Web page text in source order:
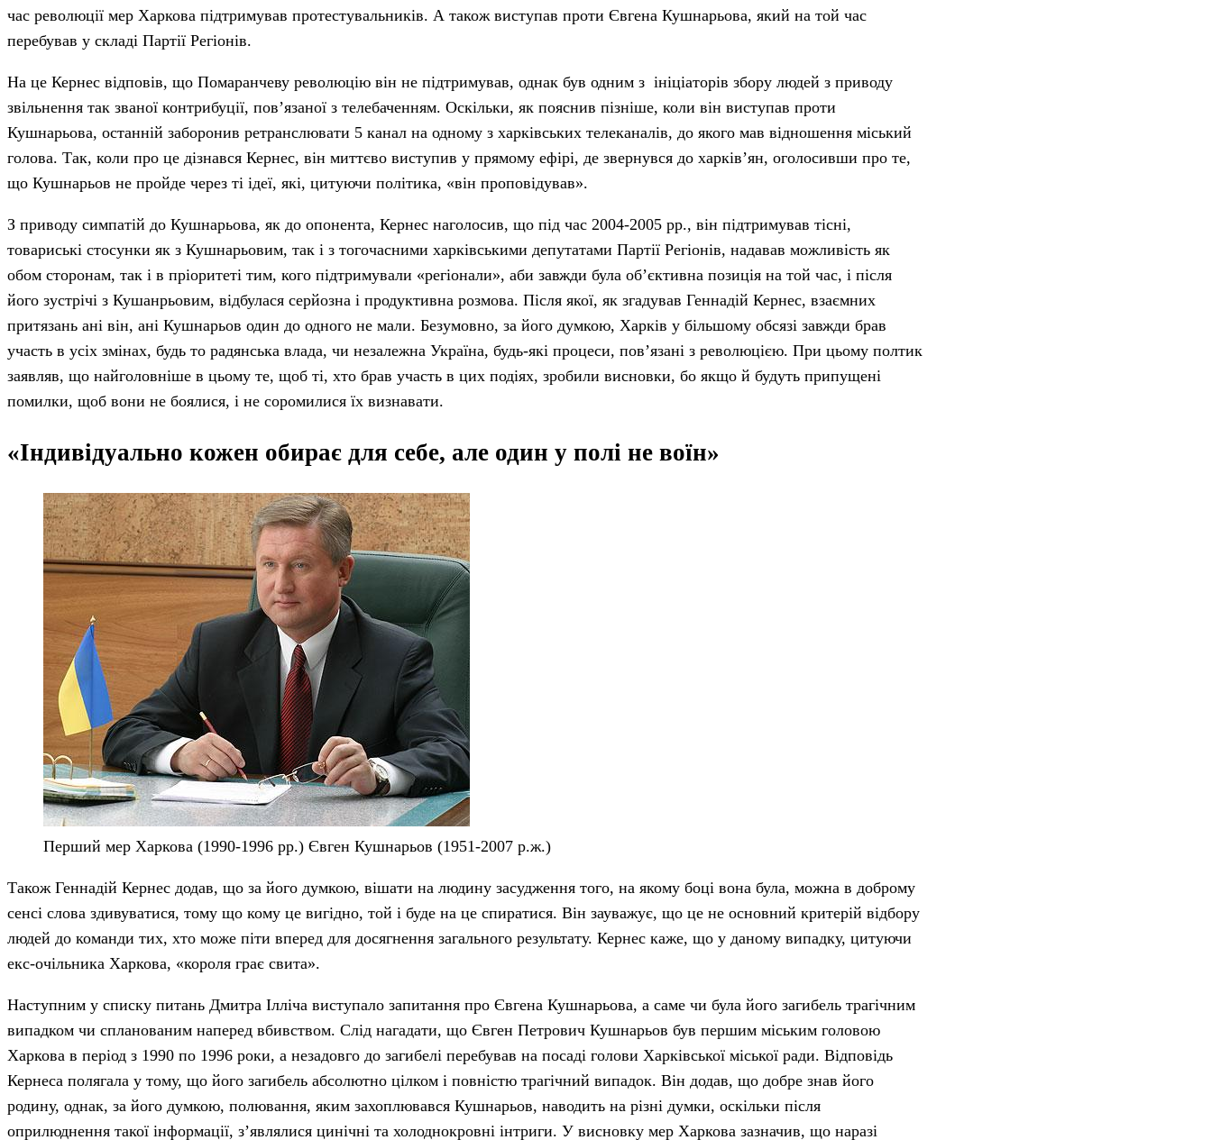
час революції мер Харкова підтримував протестувальників. А також виступав проти Євгена Кушнарьова, який на той час
перебував у складі Партії Регіонів.
На це Кернес відповів, що Помаранчеву революцію він не підтримував, однак був одним з ініціаторів збору людей з приводу
звільнення так званої контрибуції, пов’язаної з телебаченням. Оскільки, як пояснив пізніше, коли він виступав проти
Кушнарьова, останній заборонив ретранслювати 5 канал на одному з харківських телеканалів, до якого мав відношення міський
голова. Так, коли про це дізнався Кернес, він миттєво виступив у прямому ефірі, де звернувся до харків’ян, оголосивши про те,
що Кушнарьов не пройде через ті ідеї, які, цитуючи політика, «він проповідував».
З приводу симпатій до Кушнарьова, як до опонента, Кернес наголосив, що під час 2004-2005 рр., він підтримував тісні,
товариські стосунки як з Кушнарьовим, так і з тогочасними харківськими депутатами Партії Регіонів, надавав можливість як
обом сторонам, так і в пріоритеті тим, кого підтримували «регіонали», аби завжди була об’єктивна позиція на той час, і після
його зустрічі з Кушанрьовим, відбулася серйозна і продуктивна розмова. Після якої, як згадував Геннадій Кернес, взаємних
притязань ані він, ані Кушнарьов один до одного не мали. Безумовно, за його думкою, Харків у більшому обсязі завжди брав
участь в усіх змінах, будь то радянська влада, чи незалежна Україна, будь-які процеси, пов’язані з революцією. При цьому полтик
заявляв, що найголовніше в цьому те, щоб ті, хто брав участь в цих подіях, зробили висновки, бо якщо й будуть припущені
помилки, щоб вони не боялися, і не соромилися їх визнавати.
«Індивідуально кожен обирає для себе, але один у полі не воїн»
Перший мер Харкова (1990-1996 рр.) Євген Кушнарьов (1951-2007 р.ж.)
Також Геннадій Кернес додав, що за його думкою, вішати на людину засудження того, на якому боці вона була, можна в доброму
сенсі слова здивуватися, тому що кому це вигідно, той і буде на це спиратися. Він зауважує, що це не основний критерій відбору
людей до команди тих, хто може піти вперед для досягнення загального результату. Кернес каже, що у даному випадку, цитуючи
екс-очільника Харкова, «короля грає свита».
Наступним у списку питань Дмитра Ілліча виступало запитання про Євгена Кушнарьова, а саме чи була його загибель трагічним
випадком чи спланованим наперед вбивством. Слід нагадати, що Євген Петрович Кушнарьов був першим міським головою
Харкова в період з 1990 по 1996 роки, а незадовго до загибелі перебував на посаді голови Харківської міської ради. Відповідь
Кернеса полягала у тому, що його загибель абсолютно цілком і повністю трагічний випадок. Він додав, що добре знав його
родину, однак, за його думкою, полювання, яким захоплювався Кушнарьов, наводить на різні думки, оскільки після
оприлюднення такої інформації, з’являлися цинічні та холоднокровні інтриги. У висновку мер Харкова зазначив, що наразі